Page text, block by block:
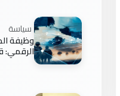
سياسة
وظيفة
الرقمي: